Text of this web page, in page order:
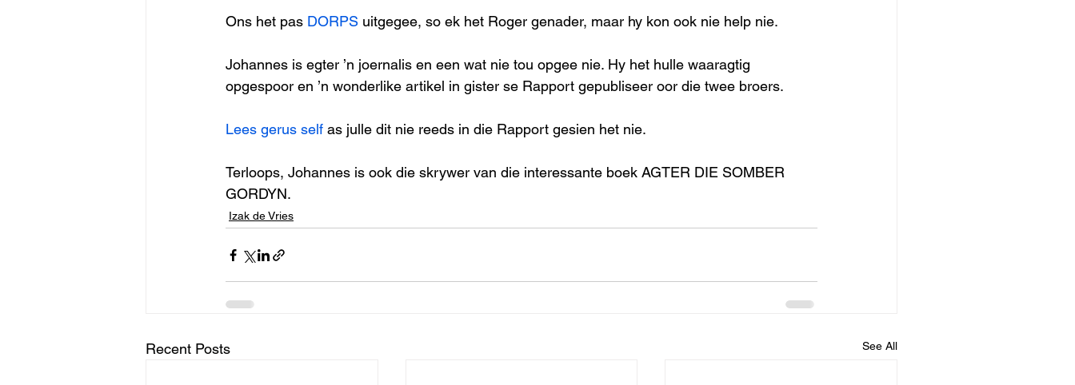
Ons het pas DORPS uitgegee, so ek het Roger genader, maar hy kon ook nie help nie.
Johannes is egter ’n joernalis en een wat nie tou opgee nie. Hy het hulle waaragtig
opgespoor en ’n wonderlike artikel in gister se Rapport gepubliseer oor die twee broers.
Lees gerus self as julle dit nie reeds in die Rapport gesien het nie.
Terloops, Johannes is ook die skrywer van die interessante boek AGTER DIE SOMBER
GORDYN.
Izak de Vries
Recent Posts See All